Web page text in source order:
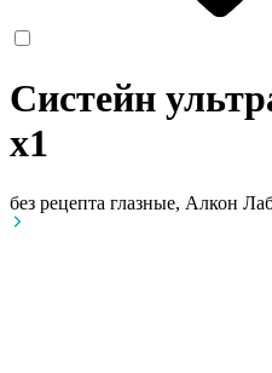
Систейн
x1
без рецепта глазные, Алкон